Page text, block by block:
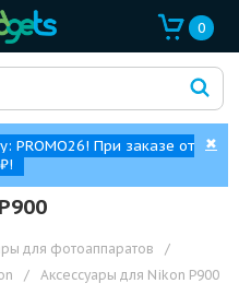
0
PROMO26! При заказе от
✖
для фотоаппаратов
/
/ Аксессуары для Nikon P900